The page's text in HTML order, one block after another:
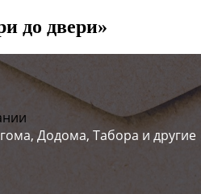
до двери»
Додома, Табора и другие